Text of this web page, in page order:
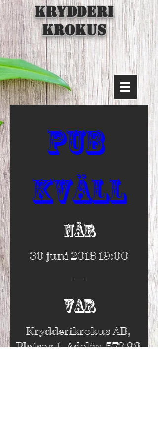
KRYDDERI
KROKUS
Pub
kväll
När
30 juni 2018 19:00
Var
Krydderikrokus AB,
Platsen 1, Adelöv, 573 98